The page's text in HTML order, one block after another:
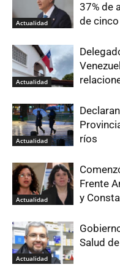
Actualidad
37% de
de
Actualidad
Actualidad
ríos
Actualidad
Frente
y
Actualidad
Salud